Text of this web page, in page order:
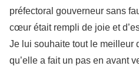
préfectoral gouverneur sans
cœur était rempli de joie et
Je lui souhaite tout le meilleur
qu’elle a fait un pas en avant